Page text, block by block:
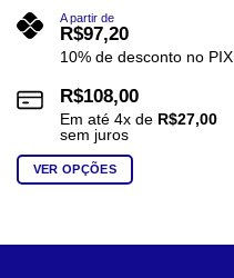
A partir de
R$97,20
10% de desconto no PIX
R$108,00
Em até 4x de R$27,00
sem juros
VER OPÇÕES
tem